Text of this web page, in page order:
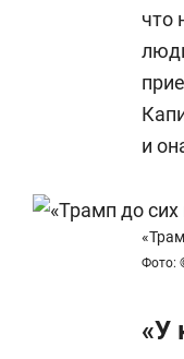
что
и
Фото:
«У